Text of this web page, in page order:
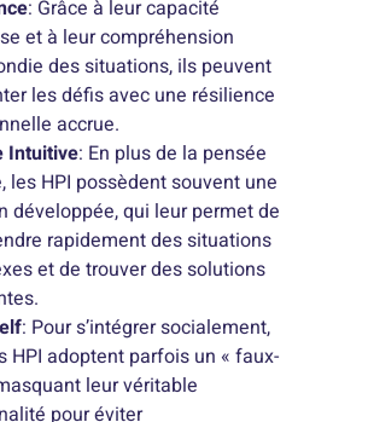
: Grâce à leur capacité
et à leur compréhension
des situations, ils peuvent
les défis avec une résilience
accrue.
Intuitive: En plus de la pensée
les HPI possèdent souvent une
développée, qui leur permet de
rapidement des situations
et de trouver des solutions
: Pour s’intégrer socialement,
HPI adoptent parfois un « faux-
leur véritable
pour éviter